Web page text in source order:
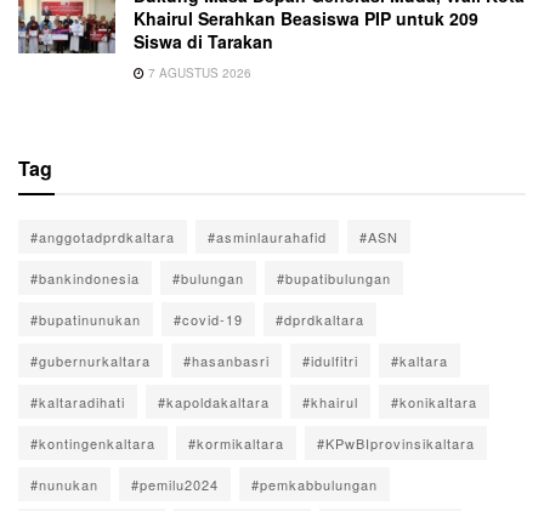
Khairul Serahkan Beasiswa PIP untuk 209
Siswa di Tarakan
7 AGUSTUS 2026
Tag
#anggotadprdkaltara #asminlaurahafid #ASN
#bankindonesia #bulungan #bupatibulungan
#bupatinunukan #covid-19 #dprdkaltara
#gubernurkaltara #hasanbasri #idulfitri #kaltara
#kaltaradihati #kapoldakaltara #khairul #konikaltara
#kontingenkaltara #kormikaltara #KPwBIprovinsikaltara
#nunukan #pemilu2024 #pemkabbulungan